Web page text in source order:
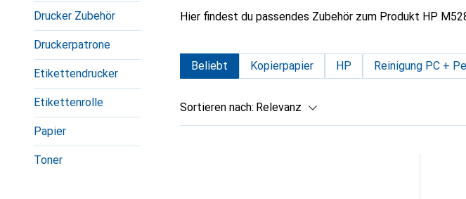
Drucker Zubehör
Druckerpatrone
Etikettendrucker
Etikettenrolle
Papier
Toner
Hier findest du passendes Zubehör zum Produkt HP
Beliebt Kopierpapier HP Reinigung PC +
Sortieren nach: Relevanz